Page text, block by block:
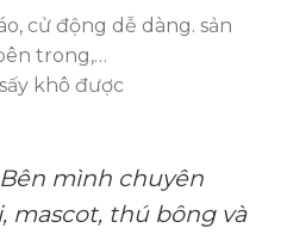
cử động dễ dàng. sản
trong,…
khô được
mình chuyên
mascot, thú bông và